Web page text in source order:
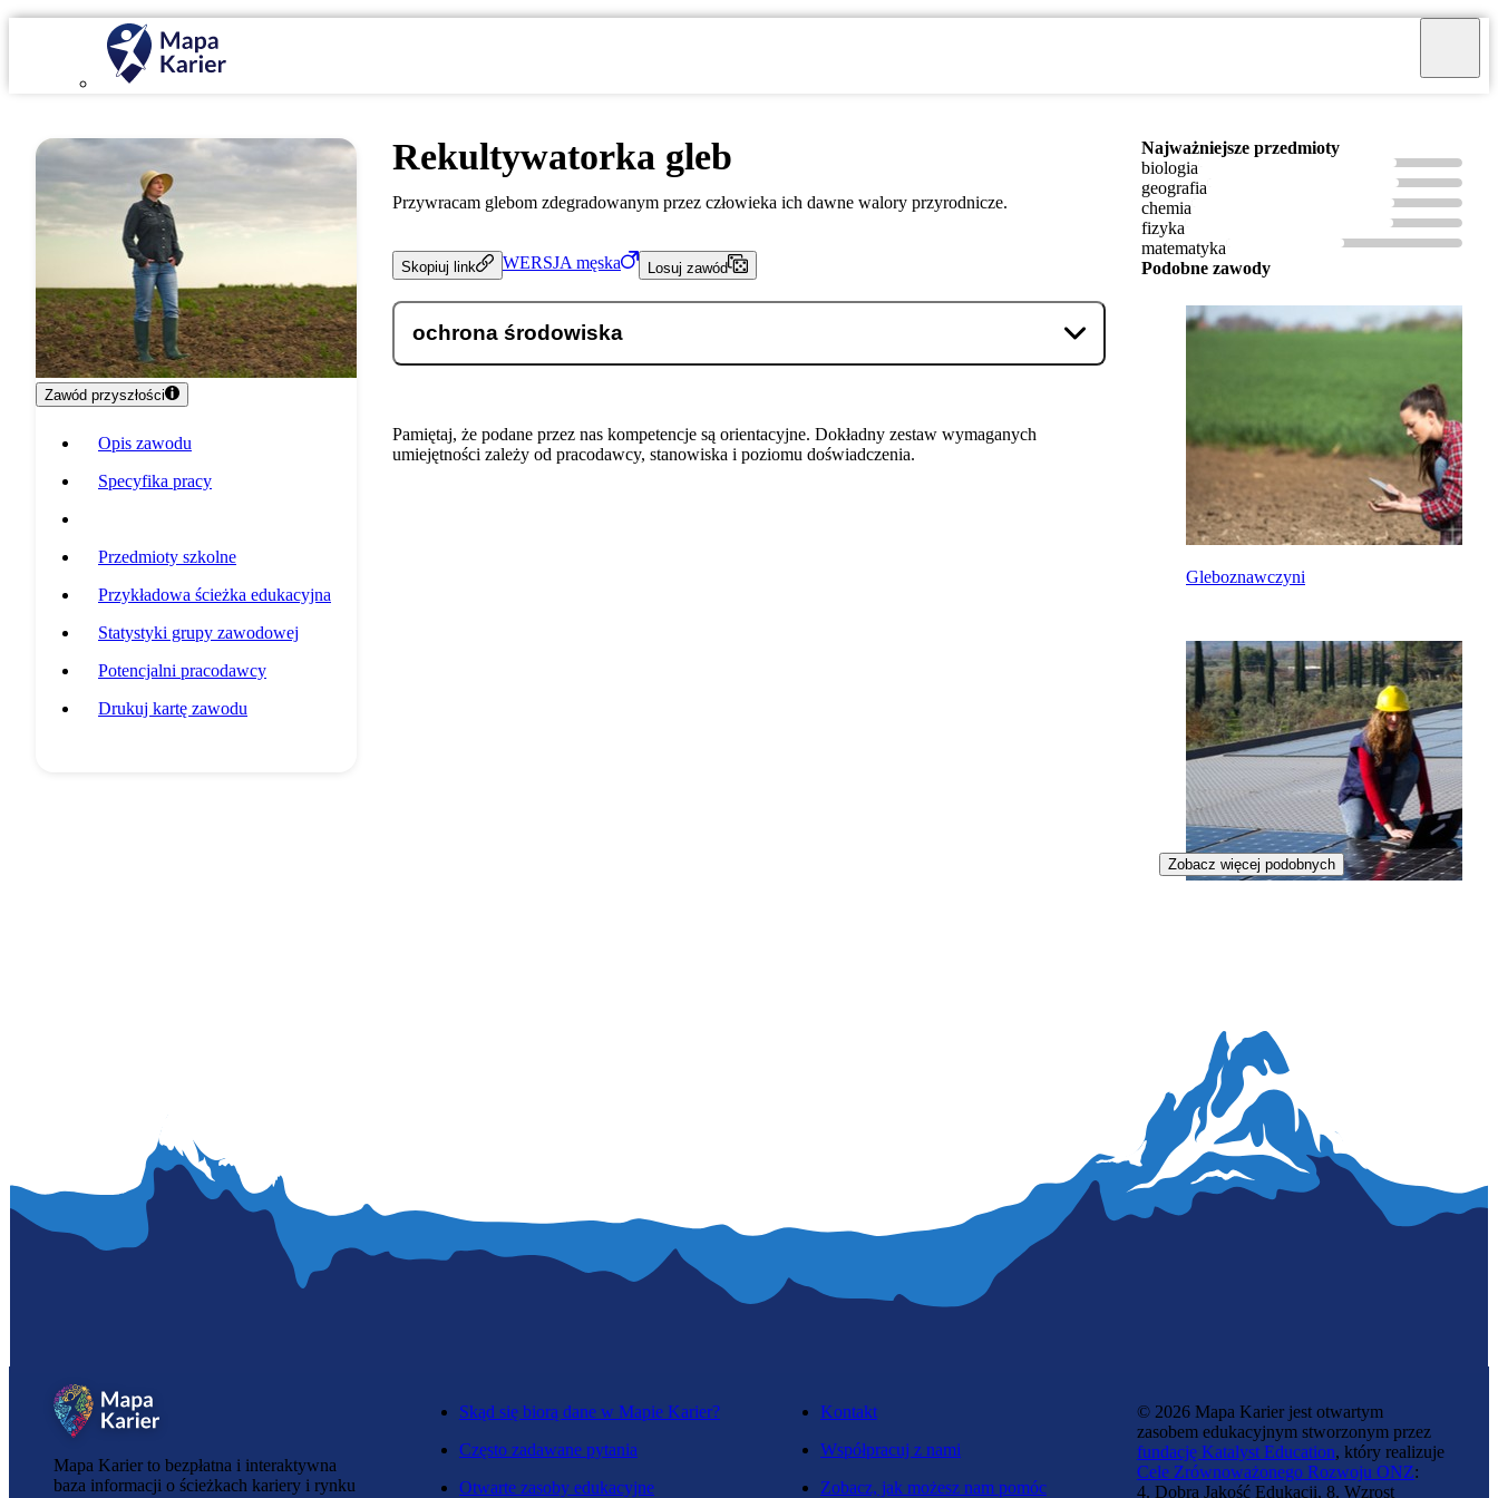
Zawód przyszłości
Opis zawodu
Specyfika pracy
Przedmioty szkolne
Przykładowa ścieżka edukacyjna
Statystyki grupy zawodowej
Potencjalni pracodawcy
Drukuj kartę zawodu
Rekultywatorka gleb
Przywracam glebom zdegradowanym przez człowieka ich dawne walory przyrodnicze.
Skopiuj link WERSJA męska Losuj zawód
ochrona środowiska
Pamiętaj, że podane przez nas kompetencje są orientacyjne. Dokładny zestaw wymaganych
umiejętności zależy od pracodawcy, stanowiska i poziomu doświadczenia.
Najważniejsze przedmioty
biologia
geografia
chemia
fizyka
matematyka
Podobne zawody
Gleboznawczyni
Zobacz więcej podobnych
Mapa Karier to bezpłatna i interaktywna
baza informacji o ścieżkach kariery i rynku
Skąd się biorą dane w Mapie Karier?
Często zadawane pytania
Otwarte zasoby edukacyjne
Kontakt
Współpracuj z nami
Zobacz, jak możesz nam pomóc
© 2026 Mapa Karier jest otwartym
zasobem edukacyjnym stworzonym przez
fundację Katalyst Education, który realizuje
Cele Zrównoważonego Rozwoju ONZ:
4. Dobra Jakość Edukacji, 8. Wzrost